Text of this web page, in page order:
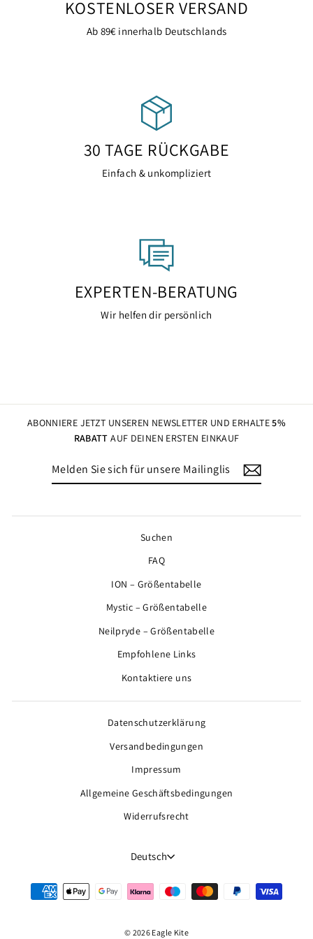
KOSTENLOSER VERSAND
Ab 89€ innerhalb Deutschlands
30 TAGE RÜCKGABE
Einfach & unkompliziert
EXPERTEN-BERATUNG
Wir helfen dir persönlich
ABONNIERE JETZT UNSEREN NEWSLETTER UND ERHALTE5%
RABATT AUF DEINEN ERSTEN EINKAUF
UNSERE
ABONNIEREN
Suchen
FAQ
ION – Größentabelle
Mystic – Größentabelle
Neilpryde – Größentabelle
Empfohlene Links
Kontaktiere uns
Datenschutzerklärung
Versandbedingungen
Impressum
Allgemeine Geschäftsbedingungen
Widerrufsrecht
Sprache
Deutsch
© 2026 Eagle Kite